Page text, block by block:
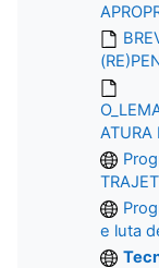
ATURA
e luta